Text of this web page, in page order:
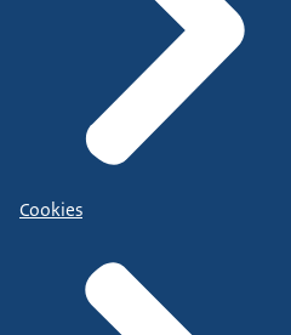
Cookies